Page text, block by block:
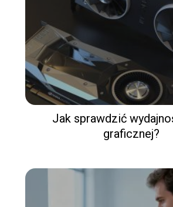
Jak sprawdzić
graficznej?